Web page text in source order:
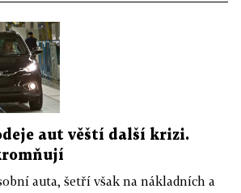
aut věští další krizi.
auta, šetří však na nákladních a